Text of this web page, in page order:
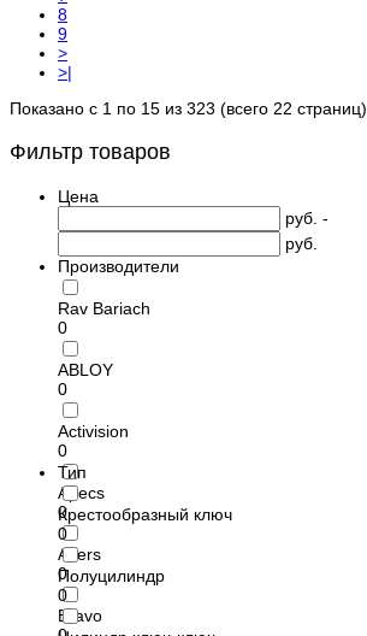
8
9
>
>|
Показано с 1 по 15 из 323 (всего 22 страниц)
Фильтр товаров
Цена
руб. -
руб.
Производители
Rav Bariach
0
ABLOY
0
Activision
0
Apecs
0
Avers
0
Bravo
Тип
Крестообразный ключ
0
Полуцилиндр
0